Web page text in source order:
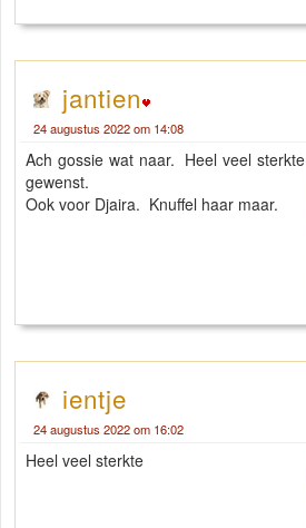
jantien
24 augustus 2022 om 14:08
Ach gossie wat naar. Heel veel sterkte
gewenst.
Ook voor Djaira. Knuffel haar maar.
ientje
24 augustus 2022 om 16:02
Heel veel sterkte